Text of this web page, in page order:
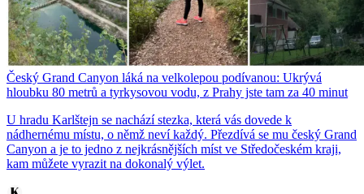
Český Grand Canyon láká na velkolepou podívanou: Ukrývá
hloubku 80 metrů a tyrkysovou vodu, z Prahy jste tam za 40 minut
U hradu Karlštejn se nachází stezka, která vás dovede k
nádhernému místu, o němž neví každý. Přezdívá se mu český Grand
Canyon a je to jedno z nejkrásnějších míst ve Středočeském kraji,
kam můžete vyrazit na dokonalý výlet.